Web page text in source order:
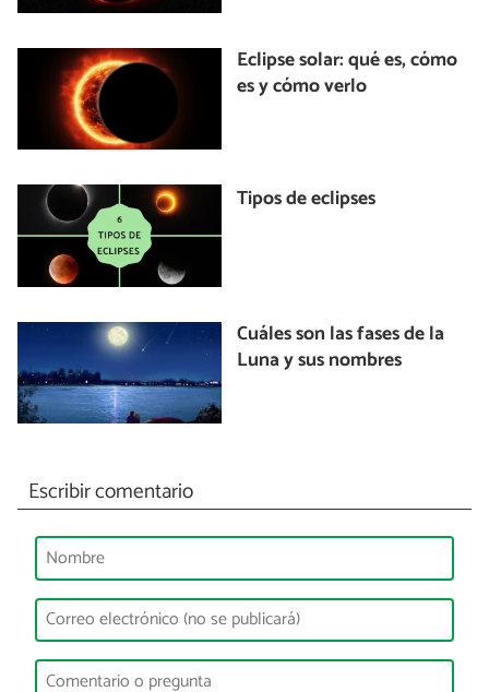
Eclipse solar: qué es, cómo
es y cómo verlo
Tipos de eclipses
Cuáles son las fases de la
Luna y sus nombres
Escribir comentario